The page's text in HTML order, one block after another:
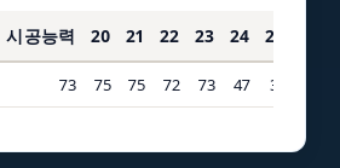
시공능력 20 21 22 23 24 25
73 75 75 72 73 47 31